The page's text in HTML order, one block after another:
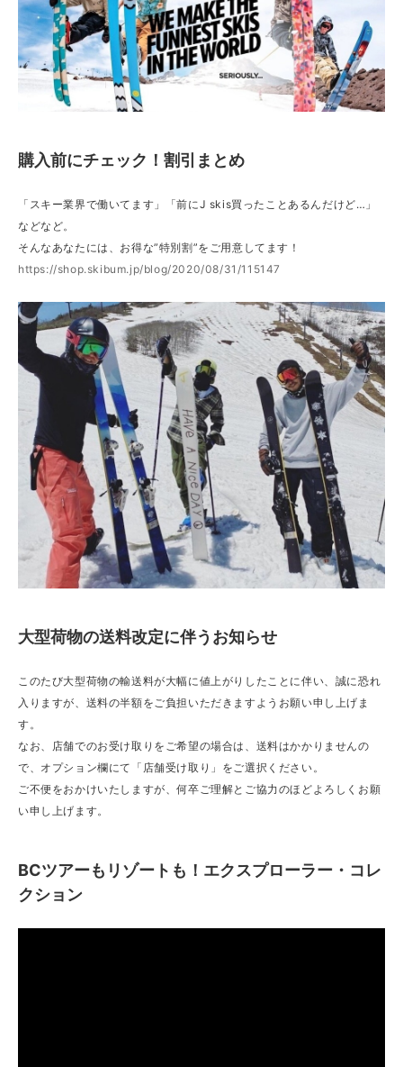
購入前にチェック！割引まとめ
「スキー業界で働いてます」「前にJ skis買ったことあるんだけど…」
などなど。
そんなあなたには、お得な”特別割”をご用意してます！
https://shop.skibum.jp/blog/2020/08/31/115147
大型荷物の送料改定に伴うお知らせ
このたび大型荷物の輸送料が大幅に値上がりしたことに伴い、誠に恐れ
入りますが、送料の半額をご負担いただきますようお願い申し上げま
す。
なお、店舗でのお受け取りをご希望の場合は、送料はかかりませんの
で、オプション欄にて「店舗受け取り」をご選択ください。
ご不便をおかけいたしますが、何卒ご理解とご協力のほどよろしくお願
い申し上げます。
BCツアーもリゾートも！エクスプローラー・コレ
クション